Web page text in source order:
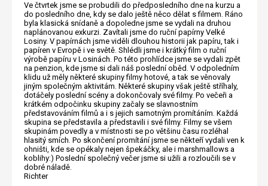
Ve čtvrtek jsme se probudili do předposledního dne na kurzu a
do posledního dne, kdy se dalo ještě něco dělat s filmem. Ráno
byla klasická snídaně a dopoledne jsme se vydali na druhou
naplánovanou exkurzi. Zavítali jsme do ruční papírny Velké
Losiny. V papírnách jsme viděli dlouhou historii jak papíru, tak i
papíren v Evropě i ve světě. Shlédli jsme i krátký film o ruční
výrobě papíru v Losinách. Po této prohlídce jsme se vydali zpět
na penzion, kde jsme si dali náš poslední oběd. V odpoledním
klidu už měly některé skupiny filmy hotové, a tak se věnovaly
jiným společným aktivitám. Některé skupiny však ještě stříhaly,
dotáčely poslední scény a dokončovaly své filmy. Po večeři a
krátkém odpočinku skupiny začaly se slavnostním
představováním filmů a i s jejich samotným promítáním. Každá
skupina se představila a představili i své filmy. Filmy se všem
skupinám povedly a v místnosti se po většinu času rozléhal
hlasitý smích. Po skončení promítání jsme se někteří vydali ven k
ohništi, kde se opékaly nejen špekáčky, ale i marshmallows a
koblihy:) Poslední společný večer jsme si užili a rozloučili se v
dobré náladě.
Richter